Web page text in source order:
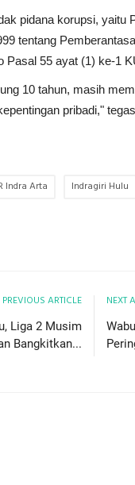
pidana korupsi,
tentang
Pasal 55 ayat (1) ke-1
10 tahun, masih
pribadi,"
Indra Arta Indragiri Hulu
PREVIOUS ARTICLE
Liga 2 Musim
Bangkitkan...
NEXT